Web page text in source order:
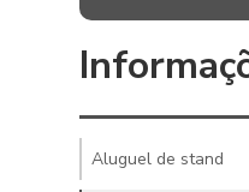
Aluguel de stand